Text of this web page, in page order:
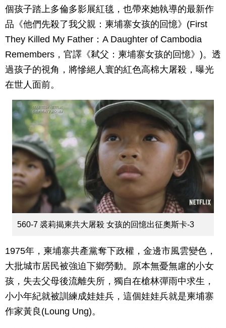
個孩子踏上多倫多影展紅毯，也帶來她執導的最新作
品《他們先殺了我父親：柬埔寨女孩的回憶》(First
They Killed My Father：A Daughter of Cambodia
Remembers，官譯《弒父：柬埔寨女孩的回憶》)。透
過孩子的視角，將慘絕人寰的紅色高棉大屠殺，曝光
在世人面前。
560-7 裘莉揭柬共大屠殺 女孩的回憶出征奧斯卡-3
1975年，柬埔寨共產黨奪下政權，金邊市風雲變色，
大批城市居民被強迫下鄉勞動。原本無憂無慮的小女
孩，失去父母後流離失所，獨自在槍林彈雨中求生，
小小年紀就被訓練成娃娃兵，這個娃娃兵就是柬埔寨
作家黃良(Loung Ung)。